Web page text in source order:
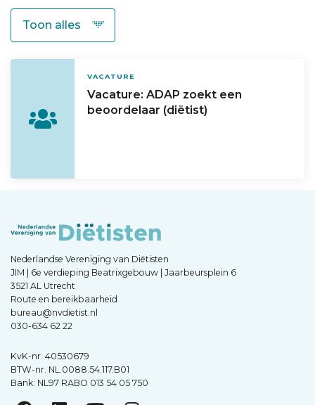
VACATURE
Vacature: ADAP zoekt een
beoordelaar (diëtist)
Nederlandse Vereniging van Diëtisten
JIM | 6e verdieping Beatrixgebouw | Jaarbeursplein 6
3521 AL Utrecht
Route en bereikbaarheid
bureau@nvdietist.nl
030-634 62 22
KvK-nr. 40530679
BTW-nr. NL.0088.54.117.B01
Bank: NL97 RABO 013 54 05 750